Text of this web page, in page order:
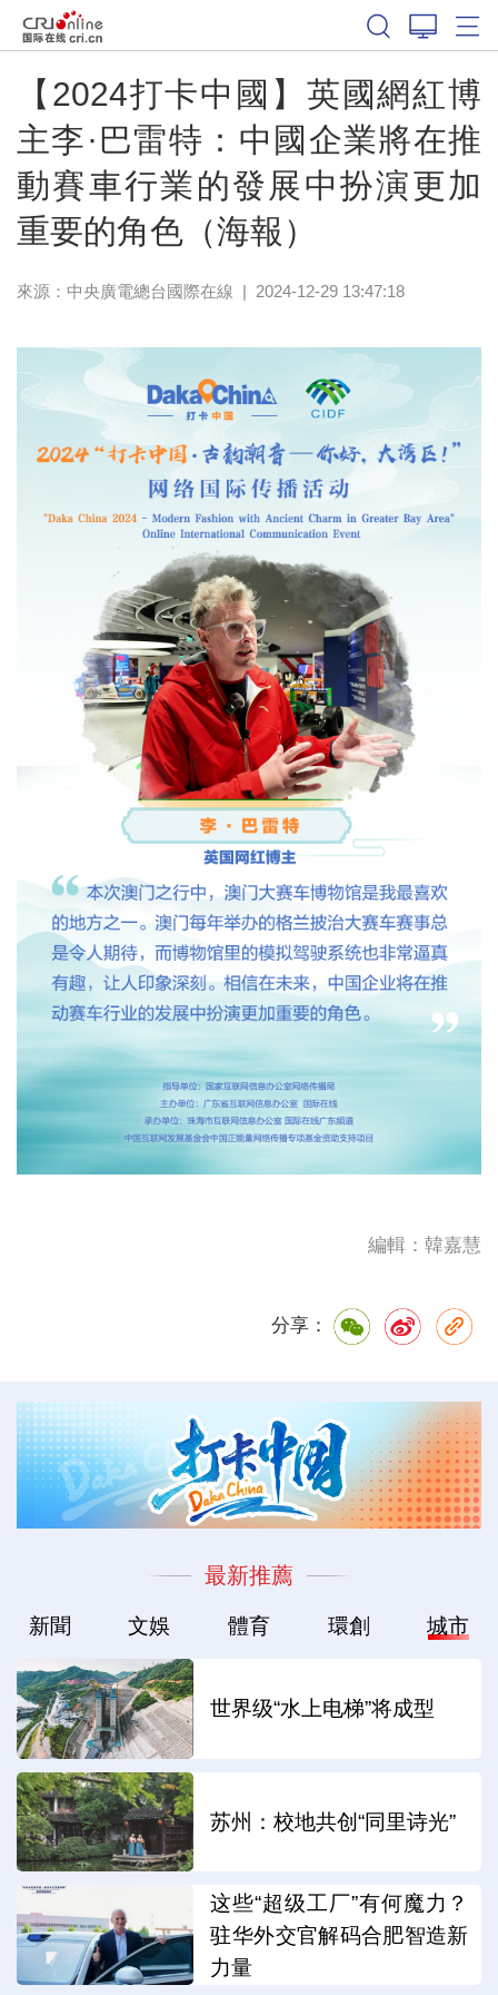
【2024打卡中國】英國網紅博
主李·巴雷特：中國企業將在推
動賽車行業的發展中扮演更加
重要的角色（海報）
來源：中央廣電總台國際在線 | 2024-12-29 13:47:18
編輯：韓嘉慧
分享：
最新推薦
新聞 文娛 體育 環創 城市
世界级“水上电梯”将成型
苏州：校地共创“同里诗光”
这些“超级工厂”有何魔力？
驻华外交官解码合肥智造新
力量